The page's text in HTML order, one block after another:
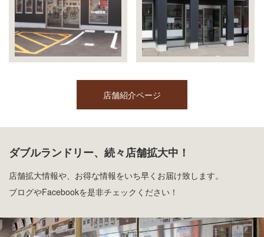
店舗紹介ページ
ダブルランドリー、続々店舗拡大中！
店舗拡大情報や、お得な情報をいち早くお届け致します。
ブログやFacebookを是非チェックください！